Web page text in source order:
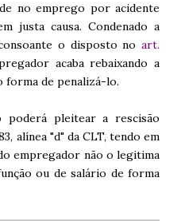
no emprego por acidente
justa causa. Condenado a
o disposto no art.
acaba rebaixando a
forma de penalizá-lo.
poderá pleitear a rescisão
alínea "d" da CLT, tendo em
empregador não o legitima
ou de salário de forma